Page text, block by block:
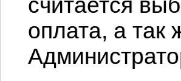
считается
оплата, а так